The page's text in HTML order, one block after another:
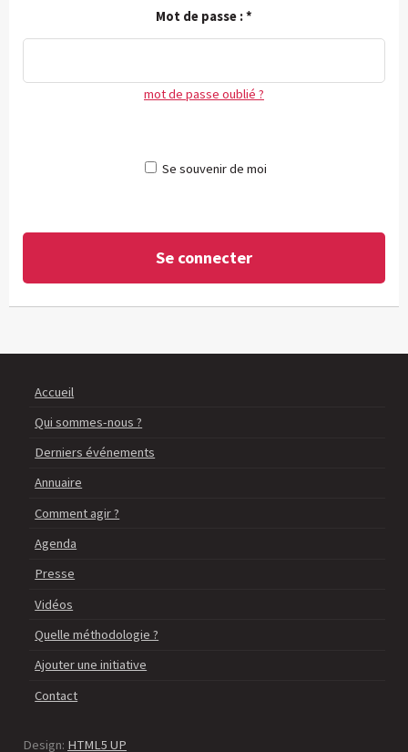
Mot de passe :*
mot de passe oublié ?
Se souvenir de moi
Accueil
Qui sommes-nous ?
Derniers événements
Annuaire
Comment agir ?
Agenda
Presse
Vidéos
Quelle méthodologie ?
Ajouter une initiative
Contact
Design: HTML5 UP